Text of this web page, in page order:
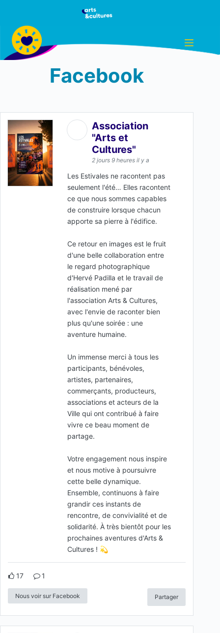
contenu
Facebook
Association
"Arts et
Cultures"
2 jours 9 heures il y a
Les Estivales ne racontent pas
seulement l'été… Elles racontent
ce que nous sommes capables
de construire lorsque chacun
apporte sa pierre à l'édifice.
Ce retour en images est le fruit
d'une belle collaboration entre
le regard photographique
d'Hervé Padilla et le travail de
réalisation mené par
l'association Arts & Cultures,
avec l'envie de raconter bien
plus qu'une soirée : une
aventure humaine.
Un immense merci à tous les
participants, bénévoles,
artistes, partenaires,
commerçants, producteurs,
associations et acteurs de la
Ville qui ont contribué à faire
vivre ce beau moment de
partage.
Votre engagement nous inspire
et nous motive à poursuivre
cette belle dynamique.
Ensemble, continuons à faire
grandir ces instants de
rencontre, de convivialité et de
solidarité. À très bientôt pour les
prochaines aventures d'Arts &
Cultures ! 💫
17 1
Nous voir sur Facebook Partager